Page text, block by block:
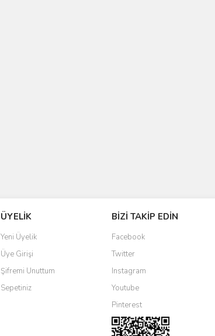
ÜYELİK
Yeni Üyelik
Üye Girişi
Şifremi Unuttum
Sepetiniz
BİZİ TAKİP EDİN
Facebook
Twitter
Instagram
Youtube
Pinterest